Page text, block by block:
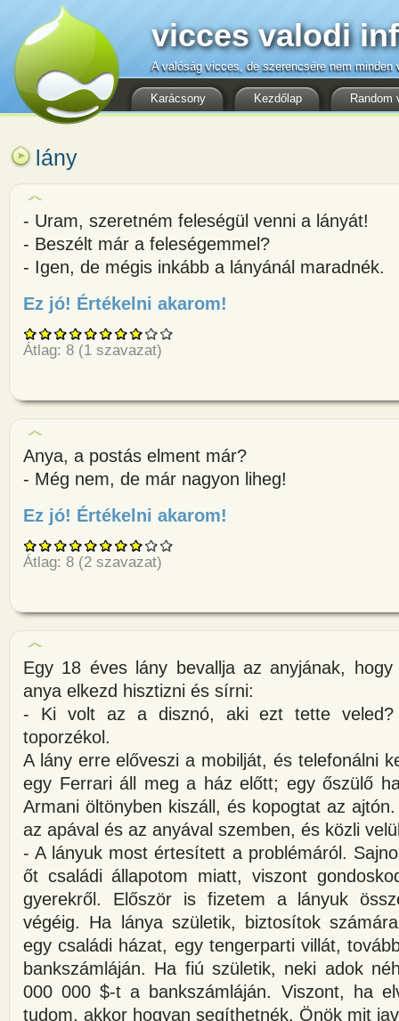
Karácsony Kezdőlap Random
vicces valodi
A valóság vicces, de szerencsére nem minden
lány
- Uram, szeretném feleségül venni a lányát!
- Beszélt már a feleségemmel?
- Igen, de mégis inkább a lányánál maradnék.
Ez jó! Értékelni akarom!
Átlag: 8 (1 szavazat)
Anya, a postás elment már?
- Még nem, de már nagyon liheg!
Ez jó! Értékelni akarom!
Átlag: 8 (2 szavazat)
Egy 18 éves lány bevallja az anyjának,
anya elkezd hisztizni és sírni:
- Ki volt az a disznó, aki ezt tette veled?
toporzékol.
A lány erre előveszi a mobilját, és telefonálni
egy Ferrari áll meg a ház előtt; egy őszülő
Armani öltönyben kiszáll, és kopogtat az
az apával és az anyával szemben, és közli
- A lányuk most értesített a problémáról.
őt családi állapotom miatt, viszont
gyerekről. Először is fizetem a lányuk
végéig. Ha lánya születik, biztosítok
egy családi házat, egy tengerparti villát,
bankszámláján. Ha fiú születik, neki adok
000 000 $-t a bankszámláján. Viszont, ha
tudom, akkor hogyan segíthetnék. Önök mit